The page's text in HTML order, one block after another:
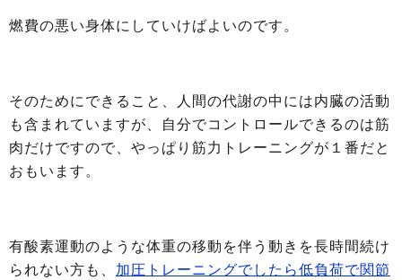
燃費の悪い身体にしていけばよいのです。
そのためにできること、人間の代謝の中には内臓の活動
も含まれていますが、自分でコントロールできるのは筋
肉だけですので、やっぱり筋力トレーニングが１番だと
おもいます。
有酸素運動のような体重の移動を伴う動きを長時間続け
られない方も、 加圧トレーニングでしたら低負荷で関節